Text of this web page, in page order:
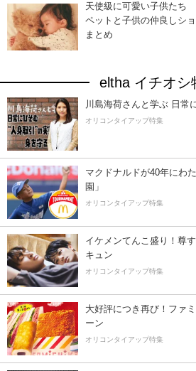
天使級に可愛い子供たち
ペットと子供の仲良しシ
まとめ
eltha イチオシ
川島海荷さんと学ぶ 日常
オリコンタイアップ特集
マクドナルドが40年にわ
園」
オリコンタイアップ特集
イケメンてんこ盛り！尊
キュン
オリコンタイアップ特集
大好評につき再び！ファ
ーン
オリコンタイアップ特集